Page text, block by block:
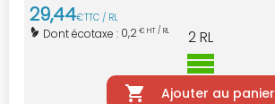
29,44€TTC / RL
Dont écotaxe : 0,2€ HT / RL 2RL
Ajouter au panier